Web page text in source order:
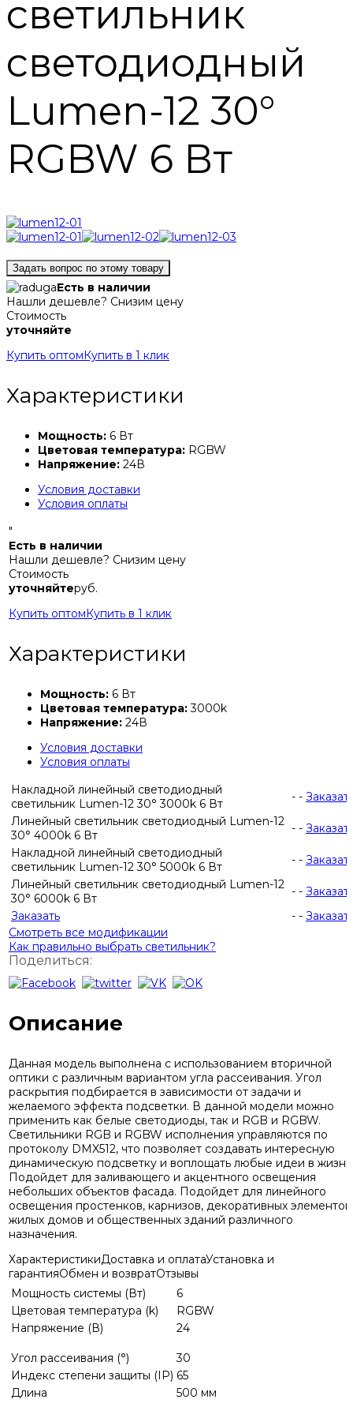
светильник
светодиодный
Lumen-12 30°
RGBW 6 Вт
Задать вопрос по этому товару
Есть в наличии
Нашли дешевле? Снизим цену
Стоимость
уточняйте
Купить оптом Купить в 1 клик
Характеристики
Мощность: 6 Вт
Цветовая температура: RGBW
Напряжение: 24В
Условия доставки
Условия оплаты
"
Есть в наличии
Нашли дешевле? Снизим цену
Стоимость
уточняйтеруб.
Купить оптом Купить в 1 клик
Характеристики
Мощность: 6 Вт
Цветовая температура:3000k
Напряжение: 24В
Условия доставки
Условия оплаты
Накладной линейный светодиодный
светильник Lumen-12 30° 3000k 6 Вт
- -
Линейный светильник светодиодный Lumen-12
30° 4000k 6 Вт
- -
Накладной линейный светодиодный
светильник Lumen-12 30° 5000k 6 Вт
- -
Линейный светильник светодиодный Lumen-12
30° 6000k 6 Вт
- -
Заказать
- -
Смотреть все модификации
Как правильно выбрать светильник?
Поделиться:
Описание
Данная модель выполнена с использованием вторичной
оптики с различным вариантом угла рассеивания. Угол
раскрытия подбирается в зависимости от задачи и
желаемого эффекта подсветки. В данной модели можно
применить как белые светодиоды, так и RGB и RGBW.
Светильники RGB и RGBW исполнения управляются по
протоколу DMX512, что позволяет создавать интересную
динамическую подсветку и воплощать любые идеи в жизнь.
Подойдет для заливающего и акцентного освещения
небольших объектов фасада. Подойдет для линейного
освещения простенков, карнизов, декоративных элементов
жилых домов и общественных зданий различного
назначения.
ХарактеристикиДоставка и оплатаУстановка и
гарантияОбмен и возвратОтзывы
Мощность системы (Вт)
6
Цветовая температура (k)
RGBW
Напряжение (В)
24
Угол рассеивания (°)
30
Индекс степени защиты (IP) 65
Длина
500 мм